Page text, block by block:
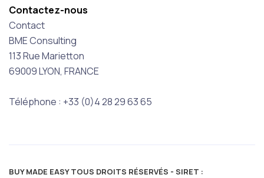
Contactez-nous
Contact
BME Consulting
113 Rue Marietton
69009 LYON, FRANCE
Téléphone : +33 (0)4 28 29 63 65
BUY MADE EASY TOUS DROITS RÉSERVÉS - SIRET :